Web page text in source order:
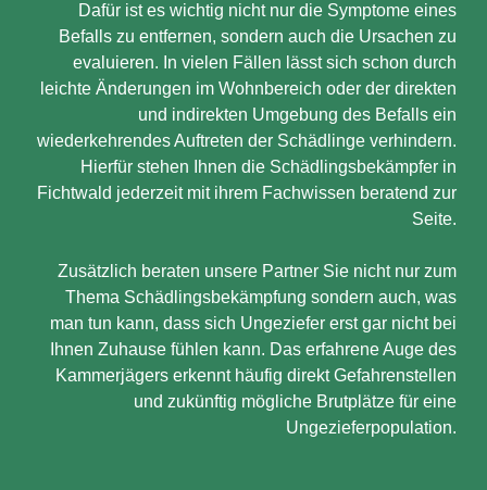
Dafür ist es wichtig nicht nur die Symptome eines
Befalls zu entfernen, sondern auch die Ursachen zu
evaluieren. In vielen Fällen lässt sich schon durch
leichte Änderungen im Wohnbereich oder der direkten
und indirekten Umgebung des Befalls ein
wiederkehrendes Auftreten der Schädlinge verhindern.
Hierfür stehen Ihnen die Schädlingsbekämpfer in
Fichtwald jederzeit mit ihrem Fachwissen beratend zur
Seite.
Zusätzlich beraten unsere Partner Sie nicht nur zum
Thema Schädlingsbekämpfung sondern auch, was
man tun kann, dass sich Ungeziefer erst gar nicht bei
Ihnen Zuhause fühlen kann. Das erfahrene Auge des
Kammerjägers erkennt häufig direkt Gefahrenstellen
und zukünftig mögliche Brutplätze für eine
Ungezieferpopulation.